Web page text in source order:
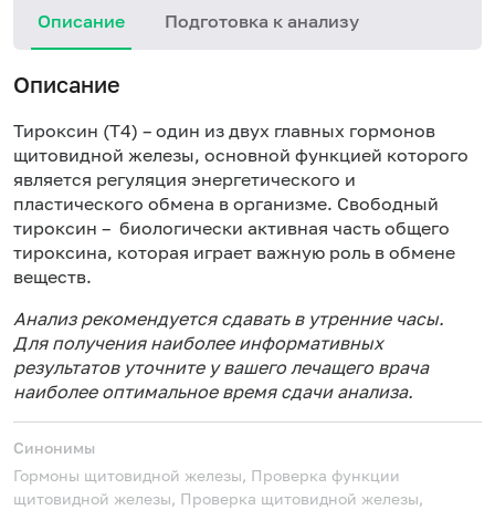
Описание Подготовка к анализу
Описание
Тироксин (Т4) – один из двух главных гормонов
щитовидной железы, основной функцией которого
является регуляция энергетического и
пластического обмена в организме. Свободный
тироксин – биологически активная часть общего
тироксина, которая играет важную роль в обмене
веществ.
Анализ рекомендуется сдавать в утренние часы.
Для получения наиболее информативных
результатов уточните у вашего лечащего врача
наиболее оптимальное время сдачи анализа.
Синонимы
Гормоны щитовидной железы, Проверка функции
щитовидной железы, Проверка щитовидной железы,